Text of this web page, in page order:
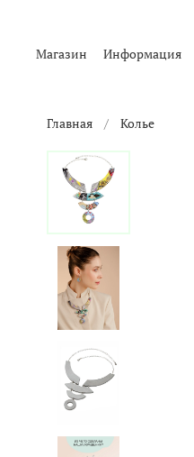
Магазин Информация
Главная Колье